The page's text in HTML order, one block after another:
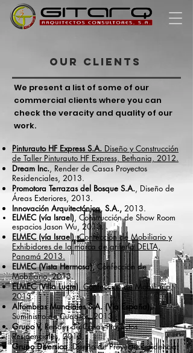
OUR CLIENTS
We present a list of some of our
commercial clients where you can
check the veracity and quality of our
work.
Pinturauto HF Express S.A. Diseño y Construcción
de Taller Pinturauto HF Express, Bethania, 2012.
Dream Inc., Render de Casas Proyectos
Residenciales, 2013.
Promotora Terrazas del Bosque S.A., Diseño de
Áreas Exteriores, 2013.
Innovación Arquitectónica, S.A., 2013.
ELMEC (vía Israel), Construcción de Show Room
espacios Jason Wu, 2013.
ELMEC (vía Israel), Confección de Mobiliario y
Exhibidores de la marca de grifería DELTA,
Panamá 2013.
ELMEC (Vista Hermosa),Confección de
Mobiliario, 2013.
ELMEC (Villa Lucre), Confección de Mobiliario,
2013.
​Alfombras Mundiales S.A. (Vía España),
Suministro de Cuadros, 2013.
Grupo V,Render de Casas Proyectos
Residenciales, 2013.
Grupo Diversica, Diseño de Proyecto Residencial